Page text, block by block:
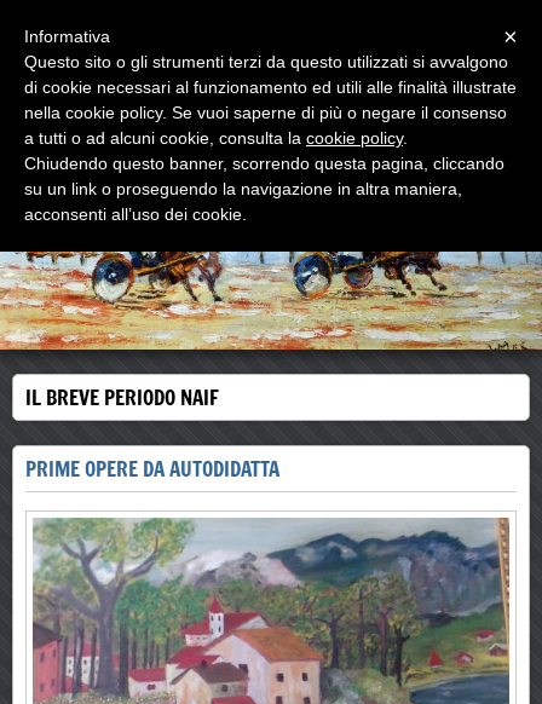
WOODNS
L'ultimo MAESTRO di strada
IL BREVE PERIODO NAIF
PRIME OPERE DA AUTODIDATTA
×
Informativa
Questo sito o gli strumenti terzi da questo utilizzati si avvalgono
di cookie necessari al funzionamento ed utili alle finalità illustrate
nella cookie policy. Se vuoi saperne di più o negare il consenso
a tutti o ad alcuni cookie, consulta la cookie policy.
Chiudendo questo banner, scorrendo questa pagina, cliccando
su un link o proseguendo la navigazione in altra maniera,
acconsenti all’uso dei cookie.